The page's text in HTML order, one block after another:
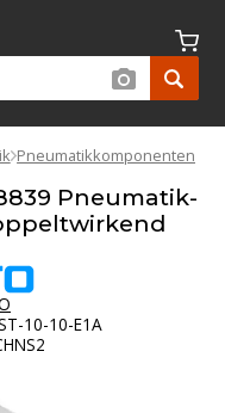
Pneumatikkomponenten
Pneumatik-
10-10-E1A